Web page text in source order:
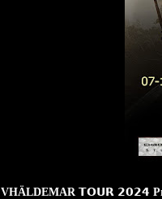
VHÄLDEMAR 𝗧𝗢𝗨𝗥 𝟮𝟬𝟮𝟰